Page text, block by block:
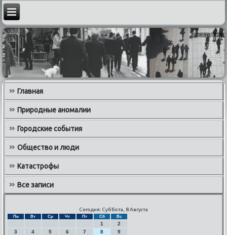
Главная
Природные аномалии
Городские события
Общество и люди
Катастрофы
Все записи
Сегодня: Суббота, 8 Августа
Пн Вт Ср Чт Пт Сб Вс
1
2
3
4 5 6 7 8
9